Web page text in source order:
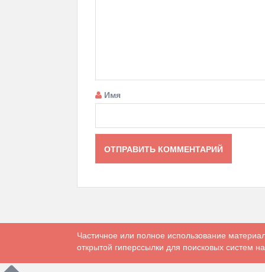
Имя
Частичное или полное использование
открытой гиперссылки для поисковых систем